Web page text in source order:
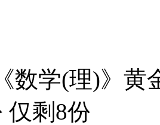
数学(理)》黄
仅剩 8份